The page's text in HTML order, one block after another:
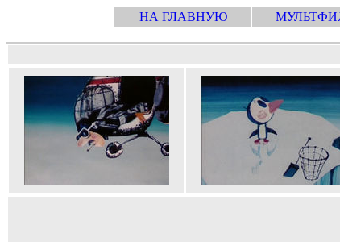
НА ГЛАВНУЮ